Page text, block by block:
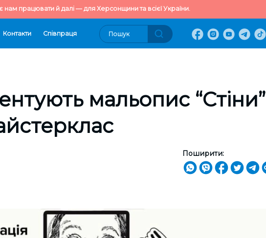
працювати й далі — для Херсонщини та всієї України.
Контакти Cпівпраця
мальопис “Стіни”
Поширити: